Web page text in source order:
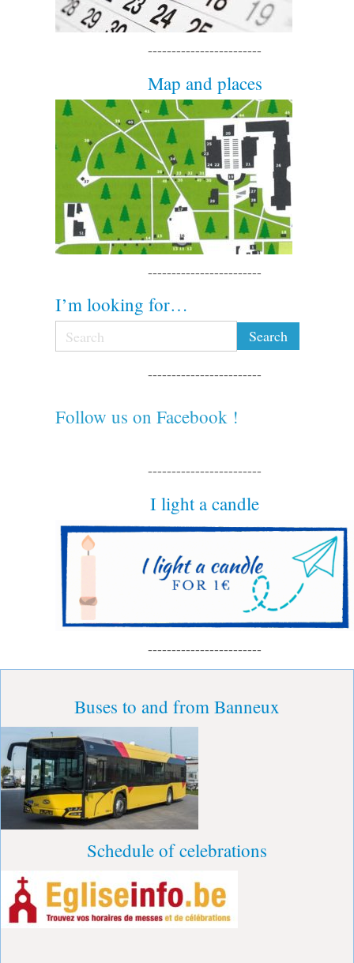
------------------------
Map and places
------------------------
I’m looking for…
------------------------
Follow us on Facebook !
------------------------
I light a candle
------------------------
Buses to and from Banneux
Schedule of celebrations